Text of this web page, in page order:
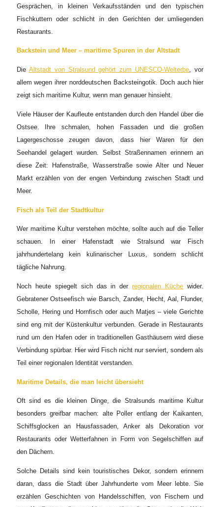
Gesprächen, in kleinen Verkaufsständen und den typischen
Fischkuttern oder schlicht in den Gerichten der umliegenden
Restaurants.
Backstein und Meer – maritime Spuren in der Altstadt
Die Altstadt von Stralsund gehört zum UNESCO-Welterbe, vor
allem wegen ihrer norddeutschen Backsteingotik. Doch auch hier
zeigt sich maritime Kultur, wenn man genauer hinsieht.
Viele Häuser der Kaufleute entstanden durch den Handel über die
Ostsee. Ihre schmalen, hohen Fassaden und die großen
Lagergeschosse zeugen davon, dass hier Waren für den
Seehandel gelagert wurden. Selbst Straßennamen erinnern an
diese Zeit: Hafenstraße, Wasserstraße sowie Alter und Neuer
Markt erzählen von der engen Verbindung zwischen Stadt und
Meer.
Fisch als Teil der Stadtkultur
Wer maritime Kultur verstehen möchte, sollte auch auf die Teller
schauen. In einer Hafenstadt wie Stralsund war Fisch
jahrhundertelang kein kulinarischer Luxus, sondern schlicht
tägliche Nahrung.
Noch heute spiegelt sich das in derregionalen Küche wider.
Gebratener Ostseefisch wie Barsch, Zander, Hecht, Aal, Flunder,
Scholle, Hering und Hornfisch oder auch Matjes – viele Gerichte
sind eng mit der Küstenkultur verbunden. Gerade in Restaurants
rund um den Hafen oder in traditionellen Gasthäusern wird diese
Verbindung spürbar. Hier wird Fisch nicht nur serviert, sondern als
Teil einer regionalen Identität verstanden.
Maritime Details, die man leicht übersieht
Oft sind es die kleinen Dinge, die Stralsunds maritime Kultur
besonders greifbar machen: alte Poller entlang der Kaikanten,
Schiffsglocken an Hausfassaden, Anker als Dekoration vor
Restaurants oder Wetterfahnen in Form von Segelschiffen auf
den Dächern.
Solche Details sind kein touristisches Dekor, sondern erinnern
daran, dass die Stadt über Jahrhunderte vom Meer lebte. Sie
erzählen Geschichten von Handelsschiffen, von Fischern und